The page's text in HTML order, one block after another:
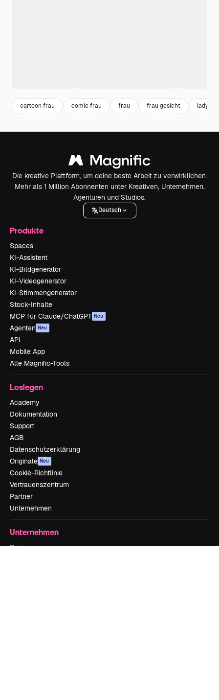
cartoon frau comic frau frau frau gesicht lady
Die kreative Plattform, um deine beste Arbeit zu verwirklichen.
Mehr als 1 Million Abonnenten unter Kreativen, Unternehmen,
Agenturen und Studios.
Deutsch
Produkte
Spaces
KI-Assistent
KI-Bildgenerator
KI-Videogenerator
KI-Stimmengenerator
Stock-Inhalte
MCP für Claude/ChatGPT Neu
Agenten Neu
API
Mobile App
Alle Magnific-Tools
Loslegen
Academy
Dokumentation
Support
AGB
Datenschutzerklärung
Originale Neu
Cookie-Richtlinie
Vertrauenszentrum
Partner
Unternehmen
Unternehmen
Preise